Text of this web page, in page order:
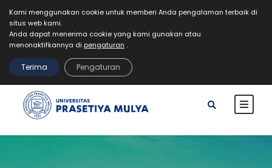
Mahasiswa Staff Alumni
VR Kampus Tur
MyPrasmul
REGISTRASI
Kami menggunakan cookie untuk memberi Anda pengalaman terbaik di
situs web kami.
Anda dapat menerima cookie yang kami gunakan atau
menonaktifkannya di pengaturan .
Terima Pengaturan